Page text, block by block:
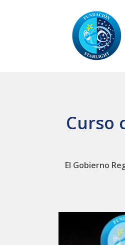
Curso
El Gobierno